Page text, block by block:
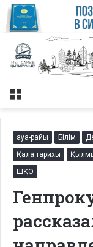
Меню
ауа-райы Білім
Қала тарихы
ШҚО